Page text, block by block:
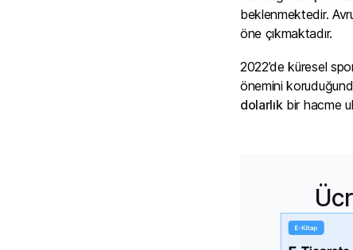
beklenmektedir.
öne çıkmaktadır.
2022’de küresel
önemini
dolarlıkbir hacme